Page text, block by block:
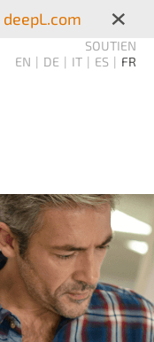
deepL.com ×
SOUTIEN
EN
DE IT ES FR